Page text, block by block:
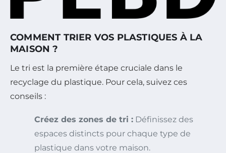
COMMENT TRIER VOS PLASTIQUES À LA
MAISON ?
Le tri est la première étape cruciale dans le
recyclage du plastique. Pour cela, suivez ces
conseils :
Créez des zones de tri : Définissez des
espaces distincts pour chaque type de
plastique dans votre maison.